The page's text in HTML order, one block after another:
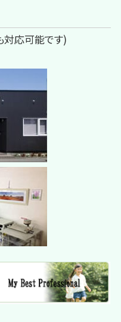
対応可能です)